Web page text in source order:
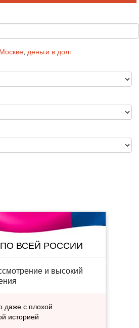
, деньги в долг
ВСЕЙ РОССИИ
и высокий
даже с плохой
историей